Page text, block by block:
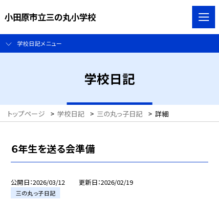
小田原市立三の丸小学校
学校日記メニュー
学校日記
トップページ > 学校日記 > 三の丸っ子日記 > 詳細
６年生を送る会準備
公開日 2026/03/12 更新日 2026/02/19
三の丸っ子日記